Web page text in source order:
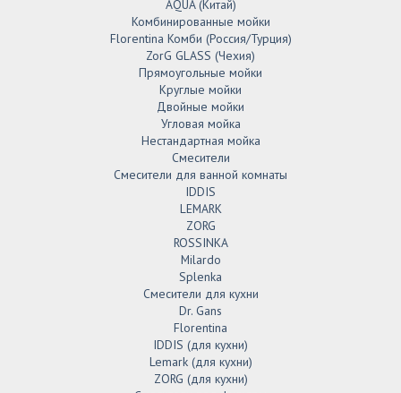
AQUA (Китай)
Комбинированные мойки
Florentina Комби (Россия/Турция)
ZorG GLASS (Чехия)
Прямоугольные мойки
Круглые мойки
Двойные мойки
Угловая мойка
Нестандартная мойка
Смесители
Смесители для ванной комнаты
IDDIS
LEMARK
ZORG
ROSSINKA
Milardo
Splenka
Смесители для кухни
Dr. Gans
Florentina
IDDIS (для кухни)
Lemark (для кухни)
ZORG (для кухни)